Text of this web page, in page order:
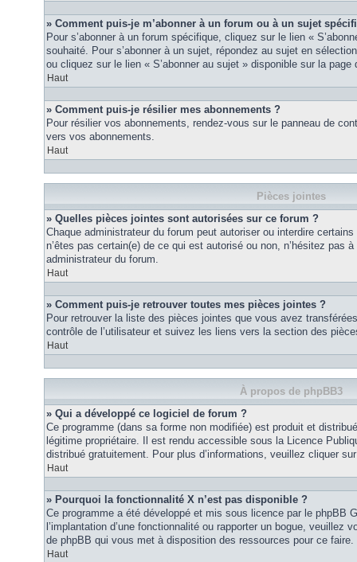
» Comment puis-je m’abonner à un forum ou à un sujet
Pour s’abonner à un forum spécifique, cliquez sur le lien «
souhaité. Pour s’abonner à un sujet, répondez au sujet en
ou cliquez sur le lien « S’abonner au sujet » disponible sur la page
Haut
» Comment puis-je résilier mes abonnements ?
Pour résilier vos abonnements, rendez-vous sur le panneau de
vers vos abonnements.
Haut
Pièces jointes
» Quelles pièces jointes sont autorisées sur ce forum ?
Chaque administrateur du forum peut autoriser ou interdire
n’êtes pas certain(e) de ce qui est autorisé ou non, n’hésitez pas
administrateur du forum.
Haut
» Comment puis-je retrouver toutes mes pièces jointes ?
Pour retrouver la liste des pièces jointes que vous avez
contrôle de l’utilisateur et suivez les liens vers la section des
Haut
À propos de phpBB3
» Qui a développé ce logiciel de forum ?
Ce programme (dans sa forme non modifiée) est produit et
légitime propriétaire. Il est rendu accessible sous la Licence
distribué gratuitement. Pour plus d’informations, veuillez cliquer
Haut
» Pourquoi la fonctionnalité X n’est pas disponible ?
Ce programme a été développé et mis sous licence par le phpBB
l’implantation d’une fonctionnalité ou rapporter un bogue, veuillez
de phpBB qui vous met à disposition des ressources pour ce faire.
Haut